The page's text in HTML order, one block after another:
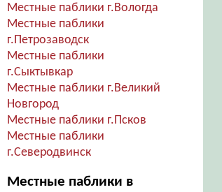
Местные паблики г.Вологда
Местные паблики
г.Петрозаводск
Местные паблики
г.Сыктывкар
Местные паблики г.Великий
Новгород
Местные паблики г.Псков
Местные паблики
г.Северодвинск
Местные паблики в